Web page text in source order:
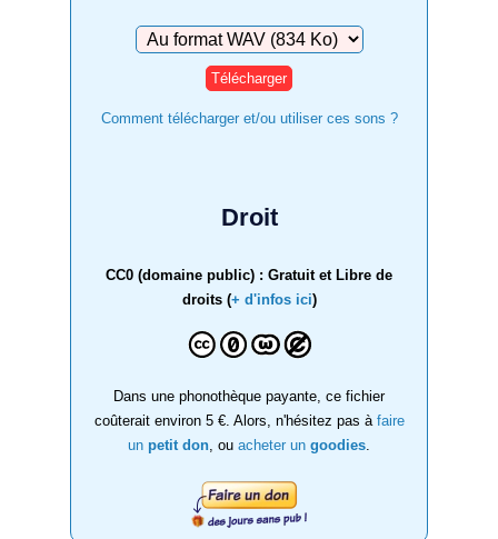
Télécharger
Comment télécharger et/ou utiliser ces sons ?
Droit
CC0 (domaine public) : Gratuit et Libre de
droits (+ d'infos ici)
Dans une phonothèque payante, ce fichier
coûterait environ 5 €. Alors, n'hésitez pas à faire
un petit don , ou acheter un goodies